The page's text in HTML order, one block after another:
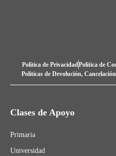
Política de PrivacidadPolítica de
Politicas de Devolución,
Clases de Apoyo
Primaria
Universidad